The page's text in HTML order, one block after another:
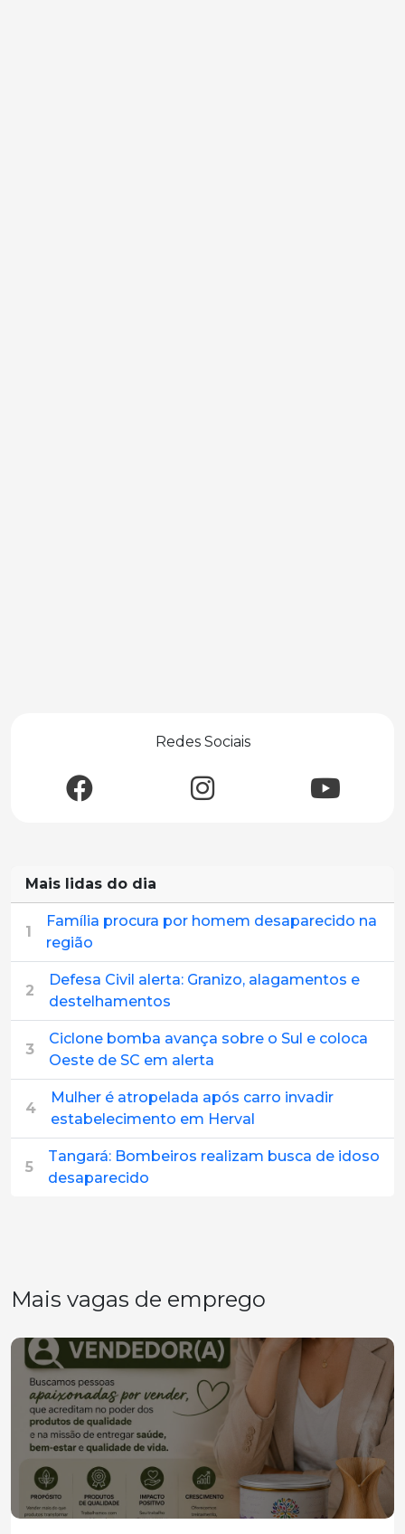
Redes Sociais
Mais lidas do dia
1
Família procura por homem desaparecido na
região
2
Defesa Civil alerta: Granizo, alagamentos e
destelhamentos
3
Ciclone bomba avança sobre o Sul e coloca
Oeste de SC em alerta
4
Mulher é atropelada após carro invadir
estabelecimento em Herval
5
Tangará: Bombeiros realizam busca de idoso
desaparecido
Mais vagas de emprego